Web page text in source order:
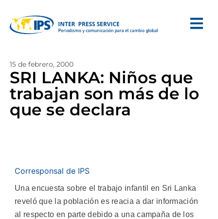
15 de febrero, 2000
SRI LANKA: Niños que
trabajan son más de lo
que se declara
Corresponsal de IPS
Una encuesta sobre el trabajo infantil en Sri Lanka
reveló que la población es reacia a dar información
al respecto en parte debido a una campaña de los